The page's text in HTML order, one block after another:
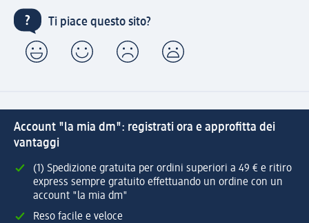
Ti piace questo sito?
Account "la mia dm": registrati ora e approfitta dei
vantaggi
(1) Spedizione gratuita per ordini superiori a 49 € e ritiro
express sempre gratuito effettuando un ordine con un
account "la mia dm"
Reso facile e veloce